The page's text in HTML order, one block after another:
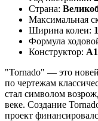
Страна:
Максимальная
Ширина колеи:
Формула
Конструктор:
"Tornado" — это
по чертежам
стал символом
веке. Создание
проект